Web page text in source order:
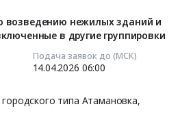
возведению нежилых зданий и
в другие группировки
Подача заявок до (МСК)
14.04.2026 06:00
поселок городского типа Атамановка,